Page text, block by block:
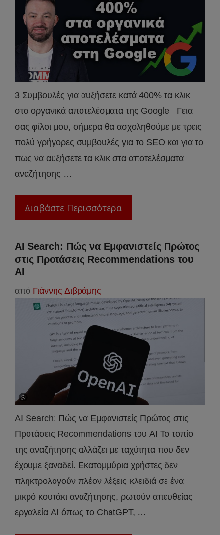
3 Συμβουλές για αυξήσετε κατά 400% τα κλικ
στα οργανικά αποτελέσματα της Google Γεια
σας φίλοι μου, σήμερα θα ασχοληθούμε με τρεις
πολύ γρήγορες συμβουλές για το SEO και για το
πως να αυξήσετε τα κλικ στα αποτελέσματα
αναζήτησης …
Διαβάστε Περισσότερα
AI Search: Πώς να Εμφανιστείς Πρώτος
στις Προτάσεις Recommendations του
AI
από Γιάννης Διβράμης
AI Search: Πώς να Εμφανιστείς Πρώτος στις
Προτάσεις Recommendations του AI Το τοπίο
της αναζήτησης αλλάζει με ταχύτητα που δεν
έχουμε ξαναδεί. Εκατομμύρια χρήστες δεν
πληκτρολογούν πλέον λέξεις-κλειδιά σε ένα
μικρό κουτάκι αναζήτησης, ρωτούν απευθείας
εργαλεία AI όπως το ChatGPT, …